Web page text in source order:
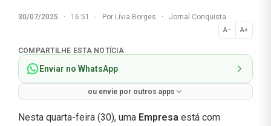
30/07/2025 · 16:51 · Por Lívia Borges · Jornal Conquista
A− A+
Normal
COMPARTILHE ESTA NOTÍCIA
Enviar no WhatsApp
ou envie por outros apps
Nesta quarta-feira (30), uma Empresa está com